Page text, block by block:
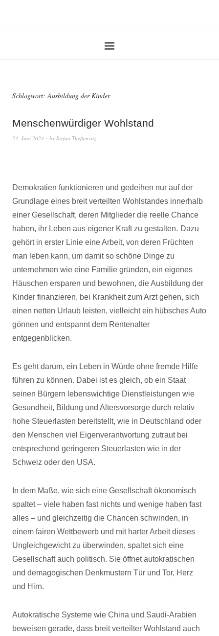
Schlagwort:Ausbildung der Kinder
Menschenwürdiger Wohlstand
23. Juni 2024 by Stefan Theßenvitz
Demokratien funktionieren und gedeihen nur auf der
Grundlage eines breit verteilten Wohlstandes innerhalb
einer Gesellschaft, deren Mitglieder die reelle Chance
haben, ihr Leben aus eigener Kraft zu gestalten. Dazu
gehört in erster Linie eine Arbeit, von deren Früchten
man leben kann, um damit so schöne Dinge zu
unternehmen wie eine Familie gründen, ein eigenes
Häuschen ersparen und bewohnen, die Ausbildung der
Kinder finanzieren, bei Krankheit zum Arzt gehen, sich
einen netten Urlaub leisten, vielleicht ein hübsches Auto
gönnen und entspannt dem Rentenalter
entgegenblicken.
Es geht darum, ein Leben in Würde ohne fremde Hilfe
führen zu können. Dabei ist es gleich, ob ein Staat
seinen Bürgern lebenswichtige Dienstleistungen wie
Gesundheit, Bildung und Altersvorsorge durch relativ
hohe Steuerlasten bereitstellt, wie in Deutschland oder
den Menschen viel Eigenverantwortung zutraut bei
entsprechend geringeren Steuerlasten wie in der
Schweiz oder den USA.
In dem Maße, wie sich eine Gesellschaft ökonomisch
spaltet – viele haben fast nichts und wenige haben fast
alles – und gleichzeitig die Chancen schwinden, in
einem fairen Wettbewerb und mit harter Arbeit dieses
Ungleichgewicht zu überwinden, spaltet sich eine
Gesellschaft auch politisch. Sie öffnet autokratischen
und demagogischen Denkmustern Tür und Tor, Herz
und Hirn.
Autokratische Systeme wie China und Saudi-Arabien
beweisen gerade, dass breit verteilter Wohlstand auch